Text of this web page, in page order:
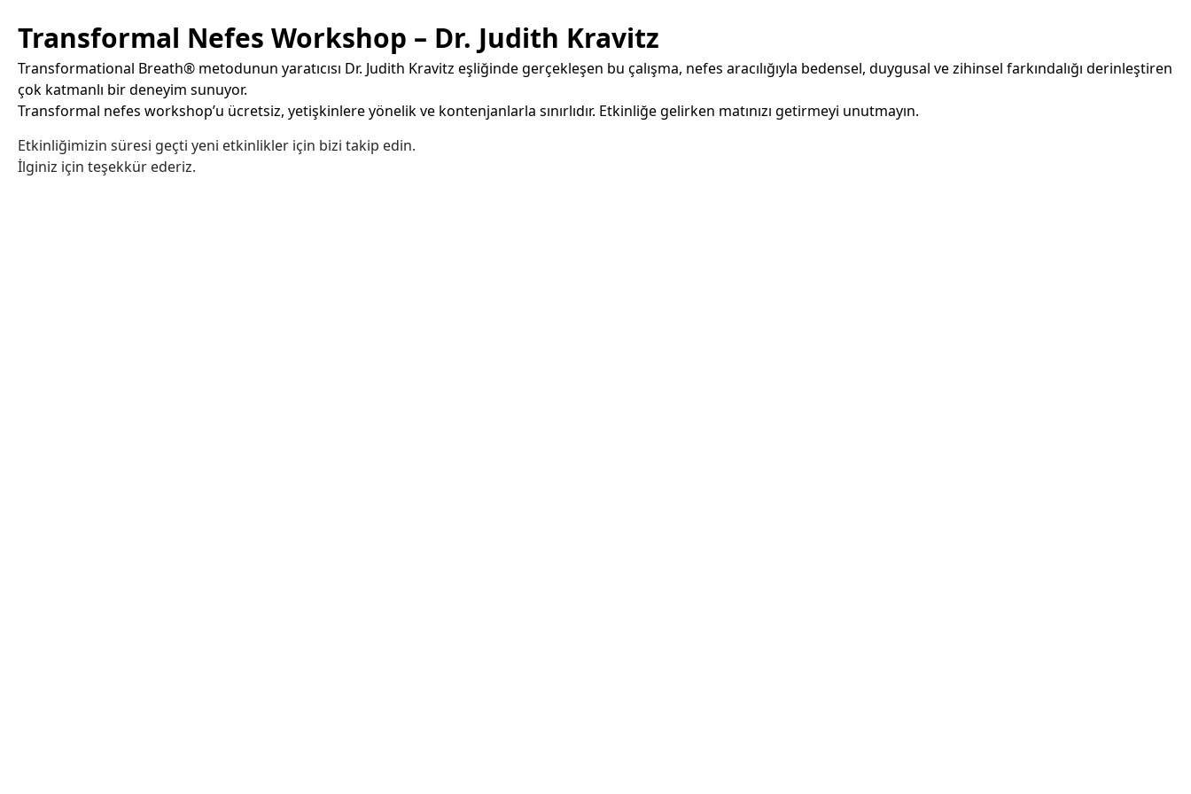
Transformal Nefes Workshop – Dr. Judith Kravitz
Transformational Breath® metodunun yaratıcısı Dr. Judith Kravitz eşliğinde gerçekleşen bu çalışma, nefes aracılığıyla bedensel, duygusal ve zihinsel farkındalığı derinleştiren
çok katmanlı bir deneyim sunuyor.
Transformal nefes workshop’u ücretsiz, yetişkinlere yönelik ve kontenjanlarla sınırlıdır. Etkinliğe gelirken matınızı getirmeyi unutmayın.
Etkinliğimizin süresi geçti yeni etkinlikler için bizi takip edin.
İlginiz için teşekkür ederiz.